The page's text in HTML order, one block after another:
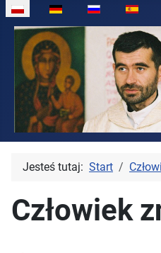
Wybierz swój język
Jesteś tutaj: Start
Człowiek